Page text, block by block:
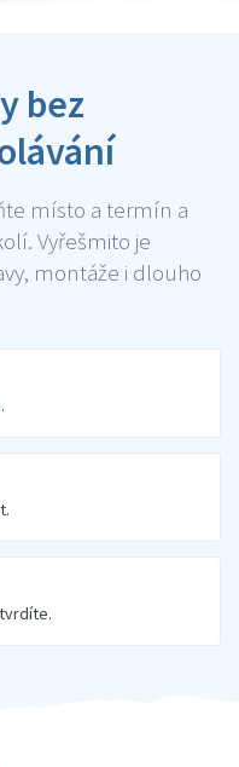
bez
místo a termín a
Vyřešmito je
montáže i dlouho